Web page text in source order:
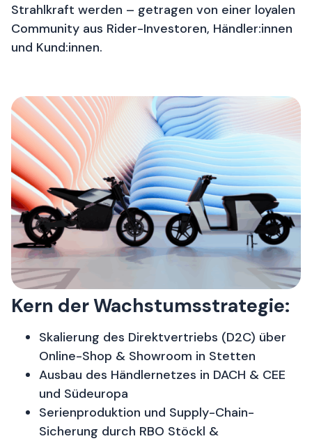
Strahlkraft werden – getragen von einer loyalen
Community aus Rider-Investoren, Händler:innen
und Kund:innen.
Kern der Wachstumsstrategie:
Skalierung des Direktvertriebs (D2C) über
Online-Shop & Showroom in Stetten
Ausbau des Händlernetzes in DACH & CEE
und Südeuropa
Serienproduktion und Supply-Chain-
Sicherung durch RBO Stöckl &